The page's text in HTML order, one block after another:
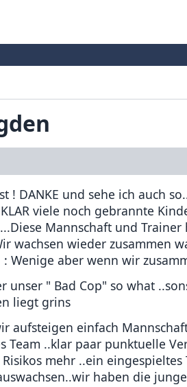
! DANKE und sehe ich auch
viele noch gebrannte
Mannschaft und
wachsen wieder zusammen
Wenige aber wenn wir
unser " Bad Cop" so what
liegt grins
aufsteigen einfach
Team ..klar paar punktuelle
mehr ..ein
haben die